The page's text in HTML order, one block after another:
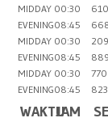
MIDDAY 00:30 610
EVENING08:45
MIDDAY 00:30 209
EVENING08:45 889
MIDDAY 00:30 770
EVENING08:45 823
WAKTUJAM